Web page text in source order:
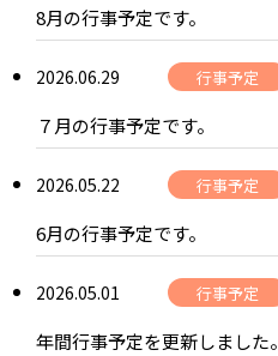
school uniform
各種証明書
competitive bidding information
同窓会
8月の行事予定です。
2026.06.29 行事予定
７月の行事予定です。
2026.05.22 行事予定
6月の行事予定です。
2026.05.01 行事予定
年間行事予定を更新しました。